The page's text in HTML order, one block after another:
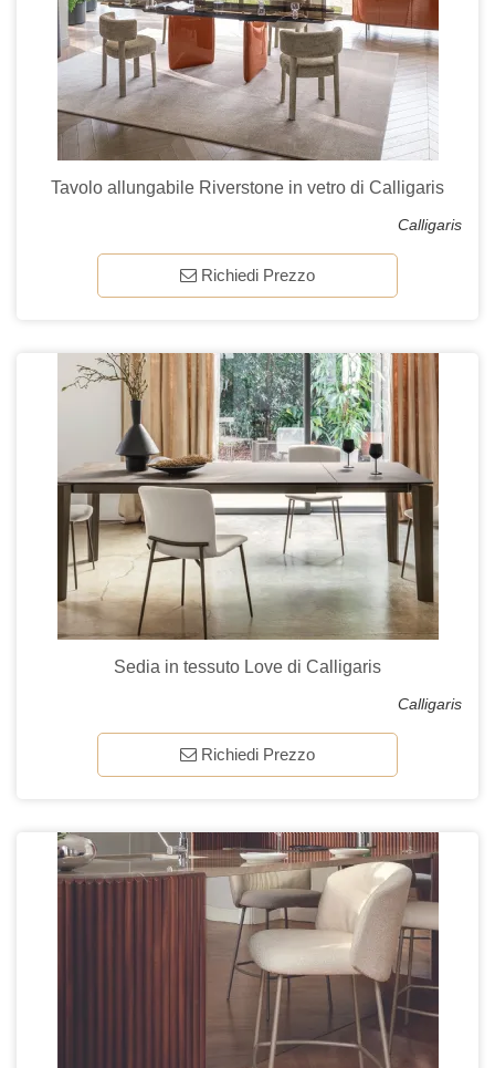
Tavolo allungabile Riverstone in vetro di Calligaris
Calligaris
Richiedi Prezzo
Sedia in tessuto Love di Calligaris
Calligaris
Richiedi Prezzo